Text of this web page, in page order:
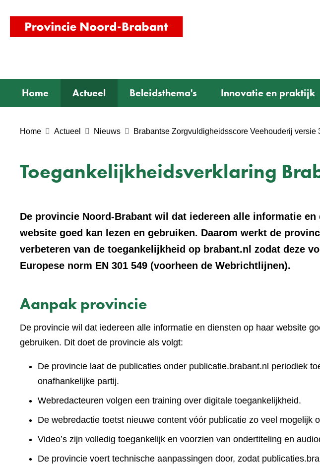
homepage)
Home Actueel Beleidsthema's Innovatie en praktijk
Home Actueel Nieuws Brabantse Zorgvuldigheidsscore Veehouderij versie
Toegankelijkheidsverklaring
De provincie Noord-Brabant wil dat iedereen alle informatie en
website goed kan lezen en gebruiken. Daarom werkt de
verbeteren van de toegankelijkheid op brabant.nl zodat deze
Europese norm EN 301 549 (voorheen de Webrichtlijnen).
Aanpak provincie
De provincie wil dat iedereen alle informatie en diensten op haar website
gebruiken. Dit doet de provincie als volgt:
De provincie laat de publicaties onder publicatie.brabant.nl periodiek
onafhankelijke partij.
Webredacteuren volgen een training over digitale toegankelijkheid.
De webredactie toetst nieuwe content vóór publicatie zo veel mogelijk
Video’s zijn volledig toegankelijk en voorzien van ondertiteling en
De provincie voert technische aanpassingen door, zodat